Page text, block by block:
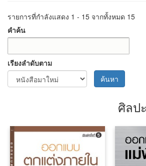
รายการที่กำลังแสดง 1 - 15 จากทั้งหมด 15
คำค้น
เรียงลำดับตาม
ค้นหา
ศิลป